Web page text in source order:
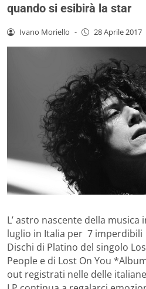
quando si esibirà la star
Ivano Moriello - 28 Aprile 2017
L’ astro nascente della musica
luglio in Italia per 7
Dischi di Platino del singolo
People e di Lost On You
out registrati nelle delle